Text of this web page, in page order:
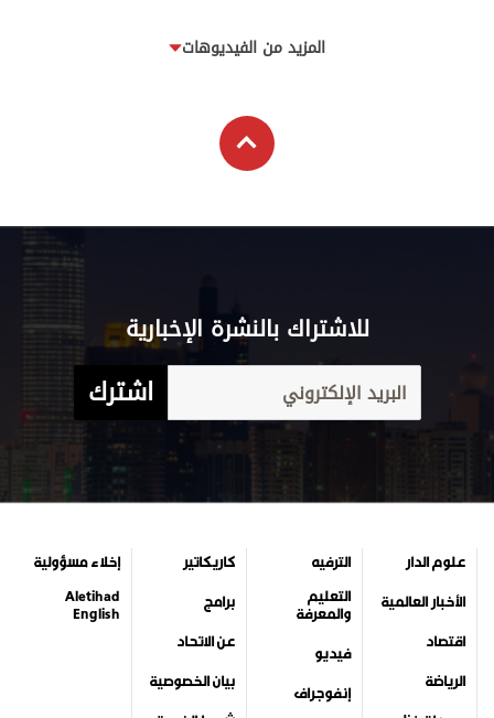
المزيد من الفيديوهات
للاشتراك بالنشرة الإخبارية
اشترك
علوم الدار
الأخبار العالمية
اقتصاد
الرياضة
الترفيه
التعليم
والمعرفة
فيديو
إنفوجراف
كاريكاتير
برامج
عن الاتحاد
بيان الخصوصية
إخلاء مسؤولية
Aletihad
English